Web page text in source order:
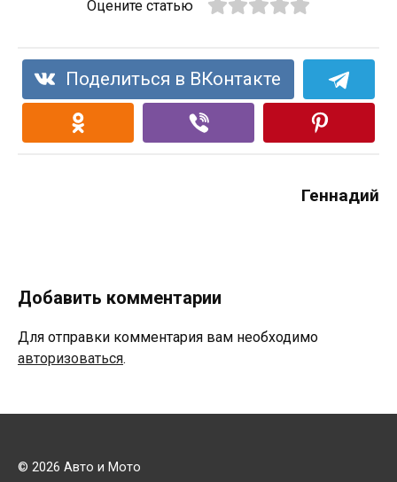
Оцените статью
Поделиться в ВКонтакте
Геннадий
Добавить комментарии
Для отправки комментария вам необходимо
авторизоваться.
© 2026 Авто и Мото